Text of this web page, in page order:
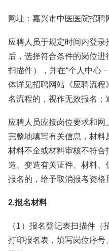
网址：嘉兴市中医医院招聘
应聘人员于规定时间内登录
后，选择符合条件的岗位
扫描件），并在“个人中心
体详见招聘网站《应聘流程
名流程的，视作无效报名；
应聘人员应按岗位要求和网
完整地填写有关信息，材
材料不全或材料审核不符合
造、变造有关证件、材料
报名的，给予取消报考资格
2.报名材料
（1）报名登记表扫描件
打印报名表，填写岗位序号